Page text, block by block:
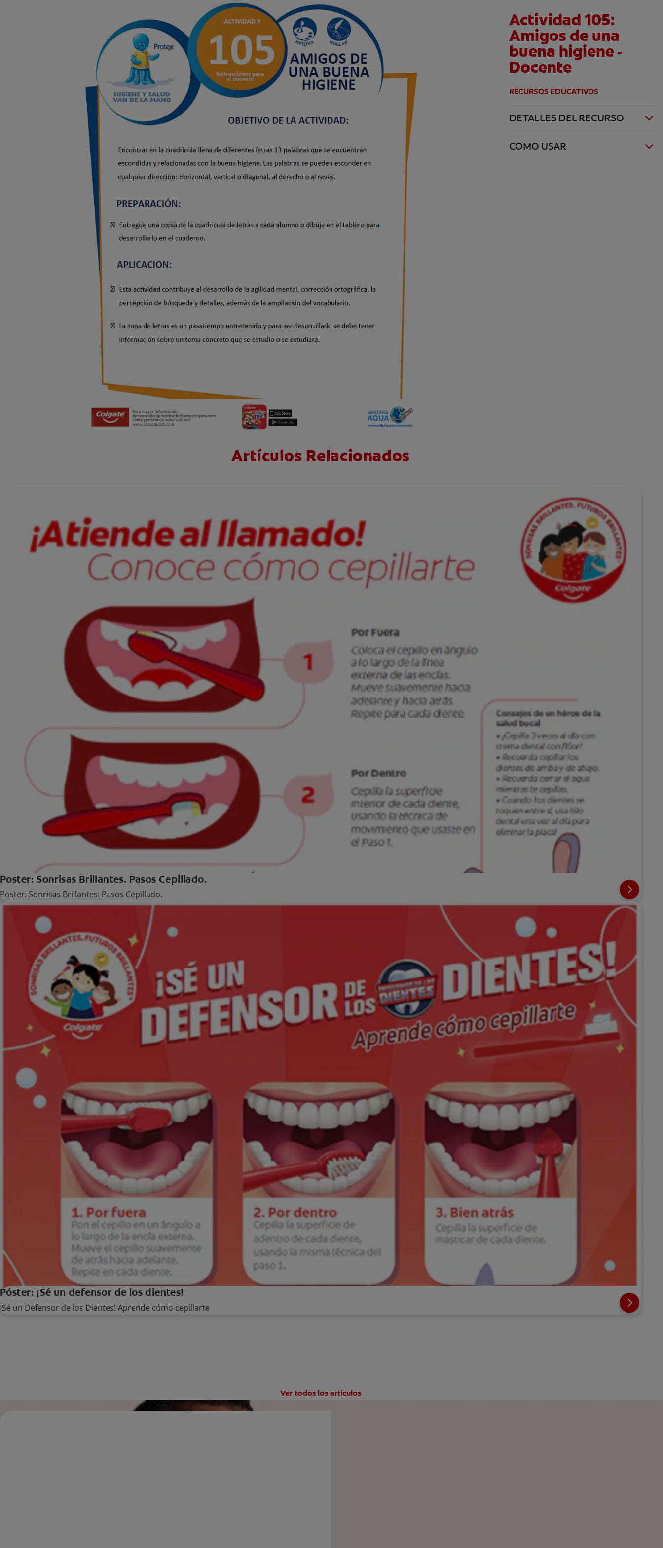
Actividad 105:
Amigos de una
buena higiene -
Docente
RECURSOS EDUCATIVOS
DETALLES DEL RECURSO
COMO USAR
Artículos Relacionados
Poster: Sonrisas Brillantes. Pasos Cepillado.
Poster: Sonrisas Brillantes. Pasos Cepillado.
Póster: ¡Sé un defensor de los dientes!
¡Sé un Defensor de los Dientes! Aprende cómo cepillarte
Ver todos los artículos